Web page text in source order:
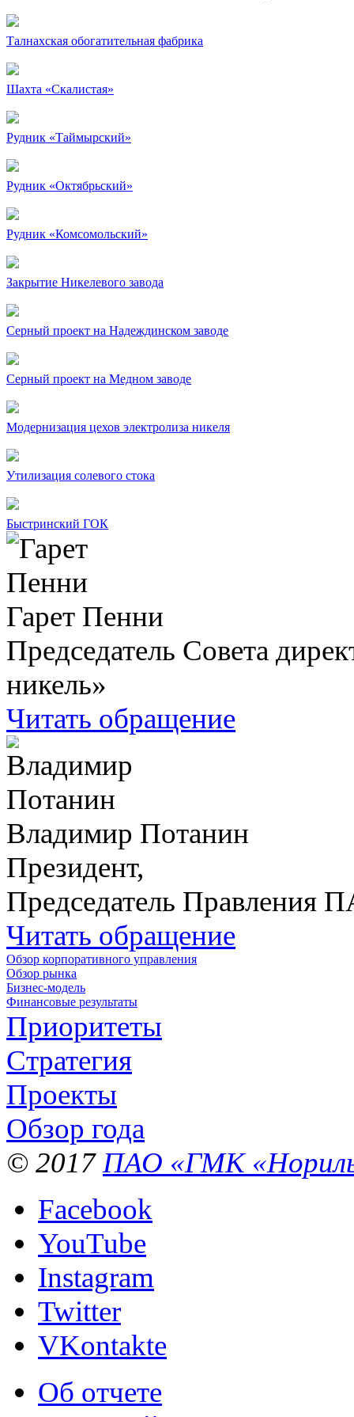
Талнахская обогатительная фабрика
Шахта «Скалистая»
Рудник «Таймырский»
Рудник «Октябрьский»
Рудник «Комсомольский»
Закрытие Никелевого завода
Серный проект на Надеждинском заводе
Серный проект на Медном заводе
Модернизация цехов электролиза никеля
Утилизация солевого стока
Быстринский ГОК
Гарет Пенни
Председатель Совета
никель»
Читать обращение
Владимир Потанин
Президент,
Председатель Правления
Читать обращение
Обзор корпоративного управления
Обзор рынка
Бизнес-модель
Финансовые результаты
Приоритеты
Стратегия
Проекты
Обзор года
© 2017 ПАО «ГМК
Facebook
YouTube
Instagram
Twitter
VKontakte
Об отчете